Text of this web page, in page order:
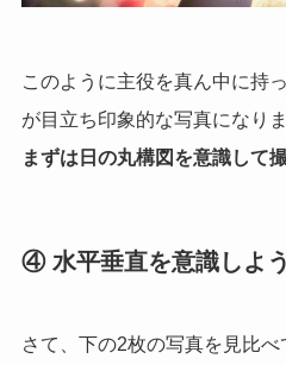
このように主役を真ん中に持
が目立ち印象的な写真になりま
まずは日の丸構図を意識して
④ 水平垂直を意識しよう
さて、下の2枚の写真を見比べ